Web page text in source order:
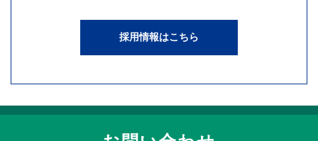
採用情報はこちら